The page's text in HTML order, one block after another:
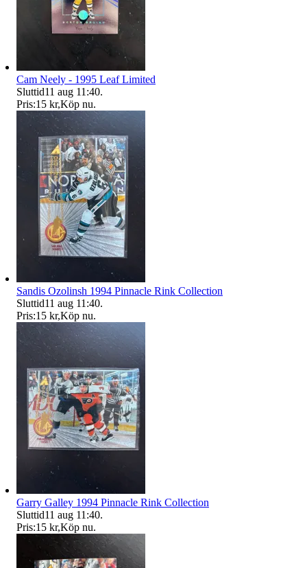
Cam Neely - 1995 Leaf Limited
Sluttid11 aug 11:40.
Pris:15 kr,Köp nu.
Sandis Ozolinsh 1994 Pinnacle Rink Collection
Sluttid11 aug 11:40.
Pris:15 kr,Köp nu.
Garry Galley 1994 Pinnacle Rink Collection
Sluttid11 aug 11:40.
Pris:15 kr,Köp nu.